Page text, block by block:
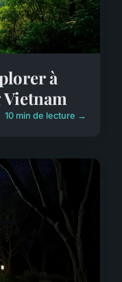
à
Vietnam
10 min de lecture →